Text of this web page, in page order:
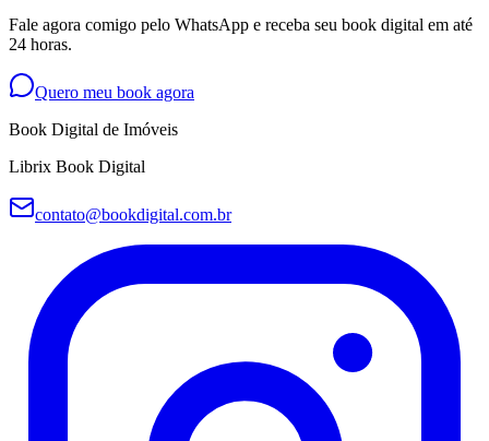
Fale agora comigo pelo WhatsApp e receba seu book digital em até
24 horas.
Quero meu book agora
Book Digital de Imóveis
Librix Book Digital
contato@bookdigital.com.br